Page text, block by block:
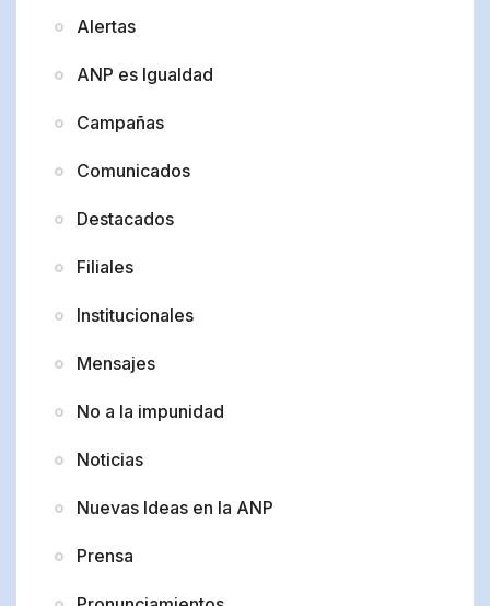
Alertas
ANP es Igualdad
Campañas
Comunicados
Destacados
Filiales
Institucionales
Mensajes
No a la impunidad
Noticias
Nuevas Ideas en la ANP
Prensa